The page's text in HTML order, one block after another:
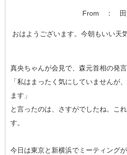
From ： 田
おはようございます。今朝もいい天
真央ちゃんが会見で、森元首相の発言
「私はまったく気にしていませんが
ます」
と言ったのは、さすがでしたね。こ
す。
今日は東京と新横浜でミーティングが